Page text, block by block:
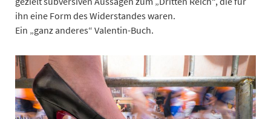
ihn eine Form des Widerstandes waren.
Ein „ganz anderes“ Valentin-Buch.